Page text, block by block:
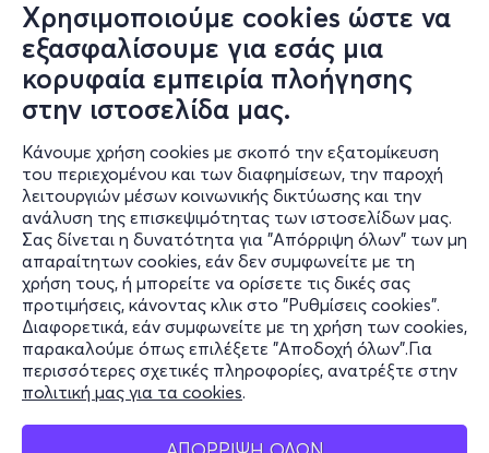
Χρησιμοποιούμε cookies ώστε να
εξασφαλίσουμε για εσάς μια
κορυφαία εμπειρία πλοήγησης
στην ιστοσελίδα μας.
Κάνουμε χρήση cookies με σκοπό την εξατομίκευση
του περιεχομένου και των διαφημίσεων, την παροχή
λειτουργιών μέσων κοινωνικής δικτύωσης και την
ανάλυση της επισκεψιμότητας των ιστοσελίδων μας.
Σας δίνεται η δυνατότητα για "Απόρριψη όλων" των μη
απαραίτητων cookies, εάν δεν συμφωνείτε με τη
χρήση τους, ή μπορείτε να ορίσετε τις δικές σας
προτιμήσεις, κάνοντας κλικ στο "Ρυθμίσεις cookies".
Διαφορετικά, εάν συμφωνείτε με τη χρήση των cookies,
παρακαλούμε όπως επιλέξετε "Αποδοχή όλων".Για
περισσότερες σχετικές πληροφορίες, ανατρέξτε στην
πολιτική μας για τα cookies.
Πληροφορίες
Υποστήριξη
Stay Connected
Mobile app